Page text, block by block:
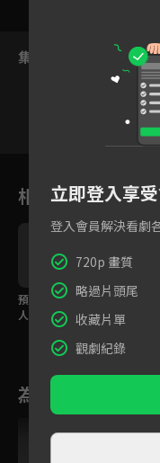
集數列表
相關花絮
預告：賦予失去氣力之
人，再次站起來的力量
為您推薦
立即登入享
登入會員解決看劇
720p 畫質
略過片頭尾
收藏片單
觀劇紀錄